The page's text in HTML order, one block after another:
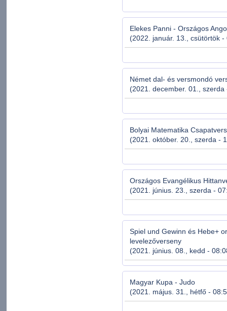
Elekes Panni - Országos
(2022. január. 13., csütörtök -
Német dal- és versmondó
(2021. december. 01., szerda
Bolyai Matematika
(2021. október. 20., szerda -
Országos Evangélikus
(2021. június. 23., szerda -
Spiel und Gewinn és Hebe+
levelezőverseny
(2021. június. 08., kedd -
Magyar Kupa - Judo
(2021. május. 31., hétfő -